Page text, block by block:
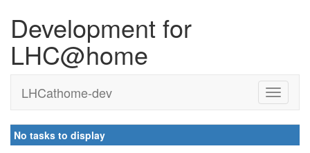
Development for
LHC@home
LHCathome-dev
No tasks to display